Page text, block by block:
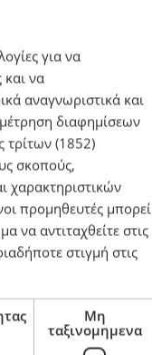
για να
να
αναγνωριστικά και
μέτρηση διαφημίσεων
τρίτων (1852)
σκοπούς,
χαρακτηριστικών
προμηθευτές μπορεί
να αντιταχθείτε στις
στιγμή στις
Μη
ταξινομημενα